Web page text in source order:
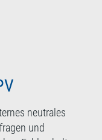
neutrales
und